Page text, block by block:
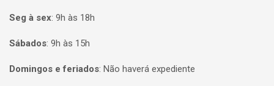
Seg à sex: 9h às 18h
Sábados: 9h às 15h
Domingos e feriados: Não haverá expediente